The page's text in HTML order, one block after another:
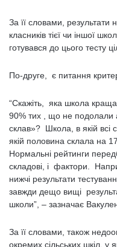
За її словами, результати
класників тієї чи іншої
готувався до цього тесту
По-друге, є питання
“Скажіть, яка школа
90% тих , що не подолали
склав»? Школа, в якій всі
якій половина склала на
Нормальні рейтинги
складові, і фактори.
нижчі результати
завжди дещо вищі
школи”, – зазначає
За її словами, також
окремих сільських шкіл, у